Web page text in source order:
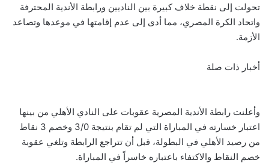
تحولت إلى نقطة خلاف كبيرة بين الناديين ورابطة الأندية المحترفة
واتحاد الكرة المصري، مما أدى إلى عدم إقامتها في موعدها وتصاعد
الأزمة.
أخبار ذات صلة
وأعلنت رابطة الأندية المصرية عقوبات على النادي الأهلي من بينها
اعتبار خسارته في المباراة التي لم تقام بنتيجة 3/0 وخصم 3 نقاط
من رصيد الأهلي في البطولة، قبل أن تتراجع الرابطة وتلغي عقوبة
خصم النقاط والاكتفاء باعتباره خاسراً في المباراة.